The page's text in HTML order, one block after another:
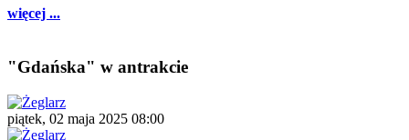
więcej ...
"Gdańska" w antrakcie
piątek, 02 maja 2025 08:00